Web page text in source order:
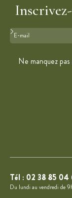
Format :
Ne manquez
Tél : 02 38 85 04
Du lundi au vendredi de